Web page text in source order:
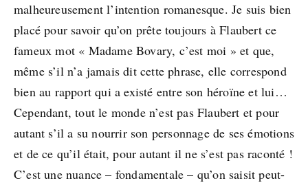
malheureusement l’intention romanesque. Je suis bien
placé pour savoir qu’on prête toujours à Flaubert ce
fameux mot « Madame Bovary, c’est moi » et que,
même s’il n’a jamais dit cette phrase, elle correspond
bien au rapport qui a existé entre son héroïne et lui…
Cependant, tout le monde n’est pas Flaubert et pour
autant s’il a su nourrir son personnage de ses émotions
et de ce qu’il était, pour autant il ne s’est pas raconté !
C’est une nuance – fondamentale – qu’on saisit peut-